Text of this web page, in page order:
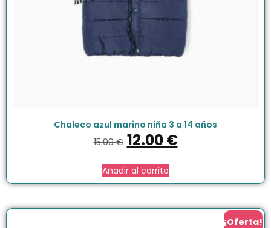
Chaleco azul marino niña 3 a 14 años
15.99€ 12.00€
Añadir al carrito
¡Oferta!